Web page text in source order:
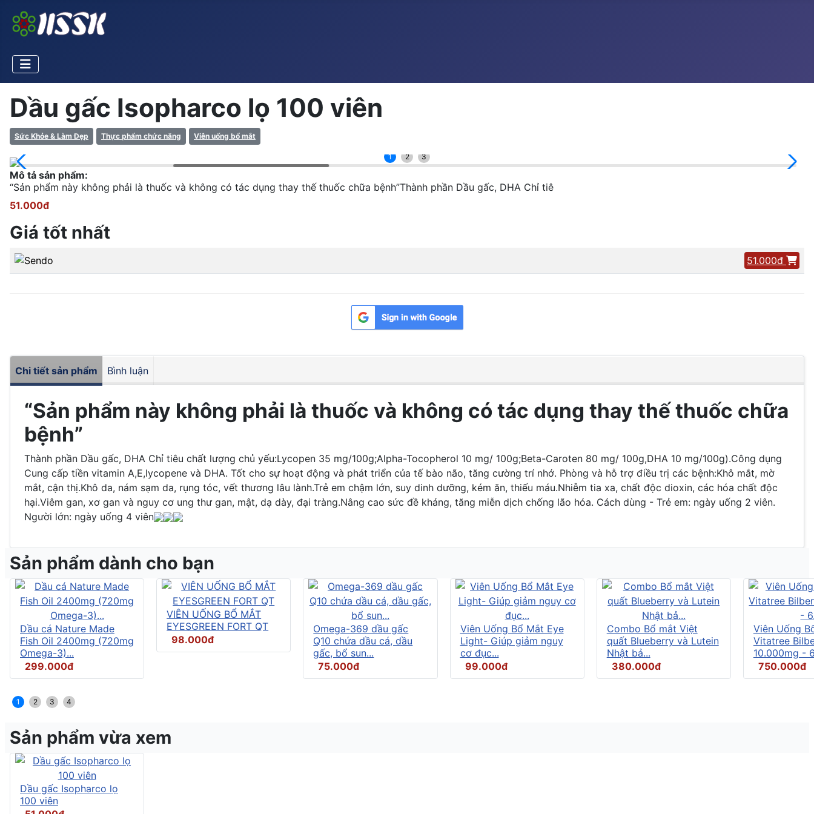
Dầu gấc Isopharco lọ 100 viên
Sức Khỏe & Làm Đẹp Thực phẩm chức năng Viên uống bổ mắt
1 2 3
Mô tả sản phẩm:
“Sản phẩm này không phải là thuốc và không có tác dụng thay thế thuốc chữa bệnh”Thành phần Dầu gấc, DHA Chỉ tiê
51.000đ
Giá tốt nhất
51.000đ
Chi tiết sản phẩm Bình luận
“Sản phẩm này không phải là thuốc và không có tác dụng thay thế thuốc chữa
bệnh”
Thành phần Dầu gấc, DHA Chỉ tiêu chất lượng chủ yếu:Lycopen 35 mg/100g;Alpha-Tocopherol 10 mg/ 100g;Beta-Caroten 80 mg/ 100g,DHA 10 mg/100g).Công dụng
Cung cấp tiền vitamin A,E,lycopene và DHA. Tốt cho sự hoạt động và phát triển của tế bào não, tăng cường trí nhớ. Phòng và hỗ trợ điều trị các bệnh:Khô mắt, mờ
mắt, cận thị.Khô da, nám sạm da, rụng tóc, vết thương lâu lành.Trẻ em chậm lớn, suy dinh dưỡng, kém ăn, thiếu máu.Nhiễm tia xa, chất độc dioxin, các hóa chất độc
hại.Viêm gan, xơ gan và nguy cơ ung thư gan, mật, dạ dày, đại tràng.Nâng cao sức đề kháng, tăng miễn dịch chống lão hóa. Cách dùng - Trẻ em: ngày uống 2 viên.
Người lớn: ngày uống 4 viên
Sản phẩm dành cho bạn
Dầu cá Nature Made
Fish Oil 2400mg (720mg
Omega-3)...
299.000đ
VIÊN UỐNG BỔ MẮT
EYESGREEN FORT QT
98.000đ
Omega-369 dầu gấc
Q10 chứa dầu cá, dầu
gấc, bổ sun...
75.000đ
Viên Uống Bổ Mắt Eye
Light- Giúp giảm nguy
cơ đục...
99.000đ
Combo Bổ mắt Việt
quất Blueberry và Lutein
Nhật bả...
380.000đ
Viên Uống
Vitatree
10.000mg -
750.000đ
1 2 3 4
Sản phẩm vừa xem
Dầu gấc Isopharco lọ
100 viên